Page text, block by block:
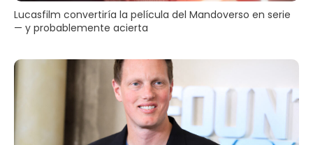
Lucasfilm convertiría la película del Mandoverso en serie
— y probablemente acierta